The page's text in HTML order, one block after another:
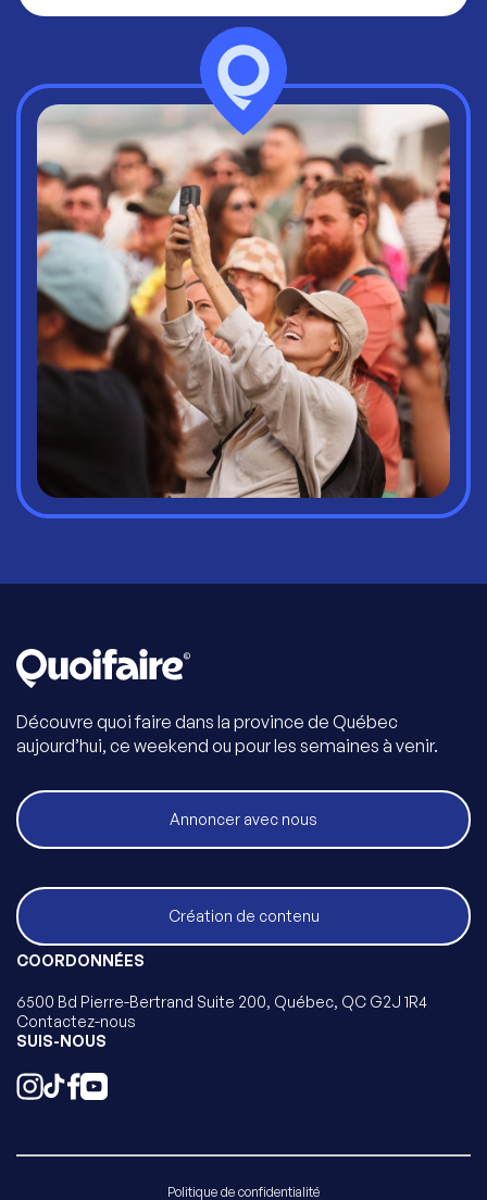
Découvre quoi faire dans la province de Québec
aujourd’hui, ce weekend ou pour les semaines à venir.
Annoncer avec nous
Création de contenu
COORDONNÉES
6500 Bd Pierre-Bertrand Suite 200, Québec, QC G2J 1R4
Contactez-nous
SUIS-NOUS
Politique de confidentialité